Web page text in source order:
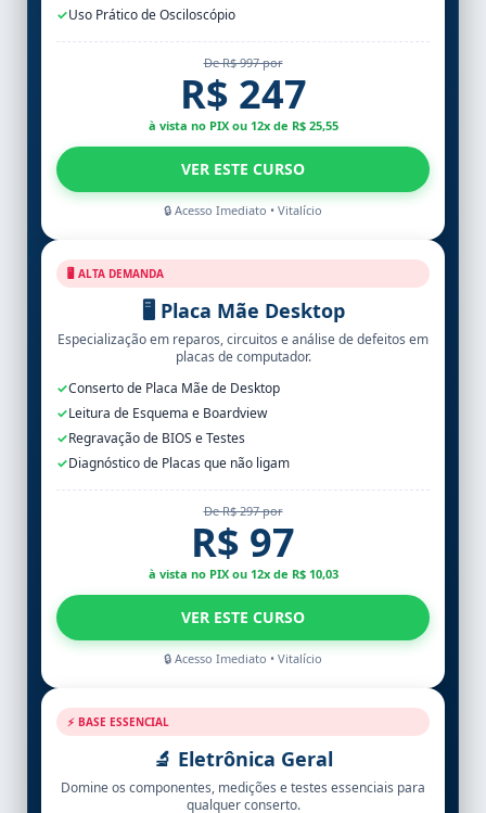
✓Uso Prático de Osciloscópio
De R$ 997 por
R$ 247
à vista no PIX ou 12x de R$ 25,55
VER ESTE CURSO
🔒 Acesso Imediato • Vitalício
🖥️ ALTA DEMANDA
🖥️ Placa Mãe Desktop
Especialização em reparos, circuitos e análise de defeitos em
placas de computador.
✓Conserto de Placa Mãe de Desktop
✓Leitura de Esquema e Boardview
✓Regravação de BIOS e Testes
✓Diagnóstico de Placas que não ligam
De R$ 297 por
R$ 97
à vista no PIX ou 12x de R$ 10,03
VER ESTE CURSO
🔒 Acesso Imediato • Vitalício
⚡ BASE ESSENCIAL
🔬 Eletrônica Geral
Domine os componentes, medições e testes essenciais para
qualquer conserto.